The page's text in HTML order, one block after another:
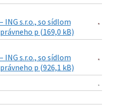
ING s.r.o., so sídlom
p (169,0 kB)
ING s.r.o., so sídlom
p (926,1 kB)